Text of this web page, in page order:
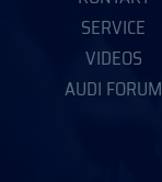
SERVICE
VIDEOS
AUDI FORUM